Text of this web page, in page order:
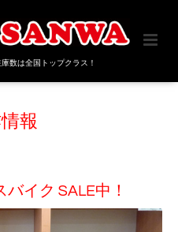
数は全国トップクラス！
報
イク SALE中！